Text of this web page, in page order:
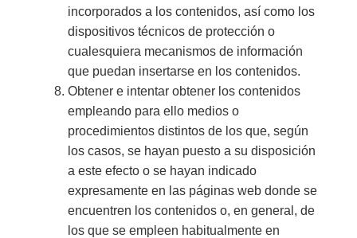
incorporados a los contenidos, así como los
dispositivos técnicos de protección o
cualesquiera mecanismos de información
que puedan insertarse en los contenidos.
Obtener e intentar obtener los contenidos
empleando para ello medios o
procedimientos distintos de los que, según
los casos, se hayan puesto a su disposición
a este efecto o se hayan indicado
expresamente en las páginas web donde se
encuentren los contenidos o, en general, de
los que se empleen habitualmente en